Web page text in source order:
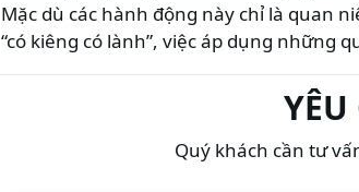
Mặc dù các hành động này chỉ là quan
“có kiêng có lành”, việc áp dụng những
Quý khách cần tư